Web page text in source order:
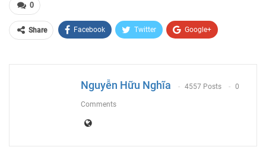
0
Share Facebook Twitter Google+
Nguyễn Hữu Nghĩa 4557 Posts 0
Comments